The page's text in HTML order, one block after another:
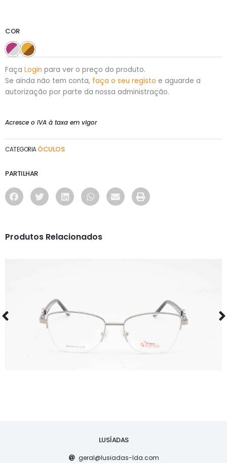
COR
Faça Login para ver o preço do produto.
Se ainda não tem conta, faça o seu registo e aguarde a
autorização por parte da nossa administração.
Acresce o IVA à taxa em vigor
CATEGORIA ÓCULOS
PARTILHAR
Produtos Relacionados
LUSÍADAS
geral@lusiadas-lda.com